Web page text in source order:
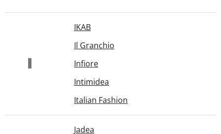
I
IKAB
Il Granchio
Infiore
Intimidea
Italian Fashion
Jadea